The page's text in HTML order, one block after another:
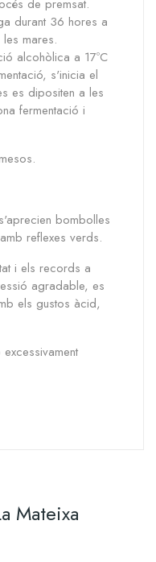
de premsat.
durant 36 hores a
mares.
alcohòlica a 17ºC
s'inicia el
es dipositen a les
fermentació i
bombolles
reflexes verds.
i els records a
agradable, es
els gustos àcid,
Mateixa